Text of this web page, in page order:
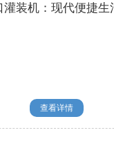
灌装机：现代便捷生
查看详情